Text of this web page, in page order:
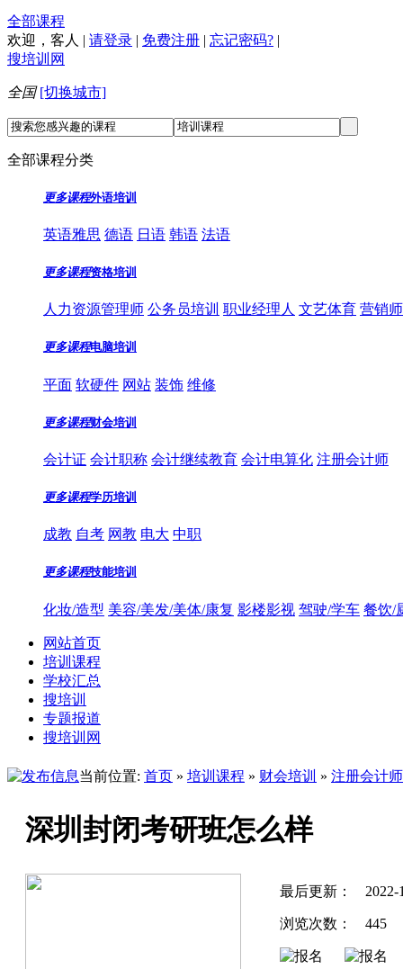
全部课程
欢迎， 客人 | 请登录 | 免费注册 | 忘记密码? |
搜培训网
全国 [切换城市]
全部课程分类
更多课程外语培训
英语雅思 德语 日语 韩语 法语
更多课程资格培训
人力资源管理师 公务员培训 职业经理人 文艺体育 营销
更多课程电脑培训
平面 软硬件 网站 装饰 维修
更多课程财会培训
会计证 会计职称 会计继续教育 会计电算化 注册会计师
更多课程学历培训
成教 自考 网教 电大 中职
更多课程技能培训
化妆/造型 美容/美发/美体/康复 影楼影视 驾驶/学车 餐饮/
网站首页
培训课程
学校汇总
搜培训
专题报道
搜培训网
当前位置: 首页 » 培训课程 » 财会培训 » 注册会计师
深圳封闭考研班怎么样
最后更新： 2022-
浏览次数： 445